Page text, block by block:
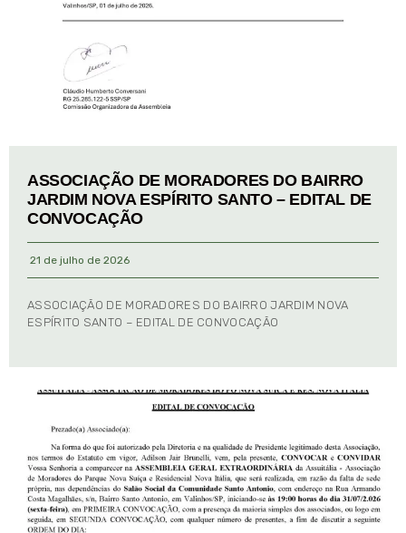
ASSOCIAÇÃO DE MORADORES DO BAIRRO
JARDIM NOVA ESPÍRITO SANTO – EDITAL DE
CONVOCAÇÃO
21 de julho de 2026
ASSOCIAÇÃO DE MORADORES DO BAIRRO JARDIM NOVA
ESPÍRITO SANTO – EDITAL DE CONVOCAÇÃO